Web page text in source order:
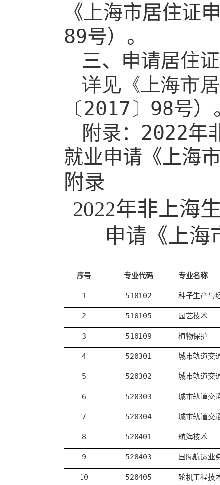
《上海市居住证
89号）。
三、申请居住
详见《上海市
〔2017〕 98号）
附录： 2022年
就业申请《上海
附录
2022年非上海
申请《上海
序号 专业代码 专业名称
1 510102 种子生产与
2 510105 园艺技术
3 510109 植物保护
4 520301 城市轨道交
5 520302 城市轨道交
6 520303 城市轨道交
7 520304 城市轨道交
8 520401 航海技术
9 520403 国际航运业
10 520405 轮机工程技